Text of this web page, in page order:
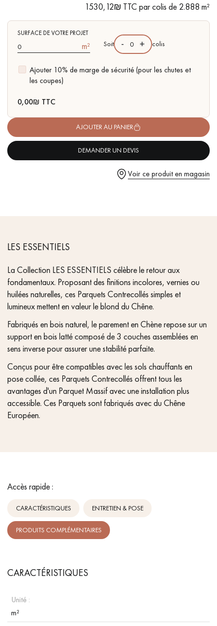
pas dans le choix et la pose de votre parquet.
Un expert Décoplus Parquets vous appelle
Demandez un rendez-vous personnalisé
- Choix Sélection - très peu de nœuds
- Pose facile - Clic système 5G - sans colle
- Disponible dans d'autres formats
1530,12₪ TTC par colis de 2.888 m²
SURFACE DE VOTRE PROJET
m²
Ajouter 10% de marge de sécurité (pour les chutes et
les coupes)
Soit - + colis
0,00₪ TTC
AJOUTER AU PANIER
DEMANDER UN DEVIS
Voir ce produit en magasin
LES ESSENTIELS
La Collection LES ESSENTIELS célèbre le retour aux
fondamentaux. Proposant des finitions incolores, vernies ou
huilées naturelles, ces Parquets Contrecollés simples et
lumineux mettent en valeur le blond du Chêne.
Fabriqués en bois naturel, le parement en Chène repose sur un
support en bois latté composé de 3 couches assemblées en
sens inverse pour assurer une stabilité parfaite.
Conçus pour être compatibles avec les sols chauffants en
pose collée, ces Parquets Contrecollés offrent tous les
avantages d'un Parquet Massif avec une installation plus
accessible. Ces Parquets sont fabriqués avec du Chêne
Européen.
Accès rapide :
CARACTÉRISTIQUES ENTRETIEN & POSE
PRODUITS COMPLÉMENTAIRES
CARACTÉRISTIQUES
Unité :
m²